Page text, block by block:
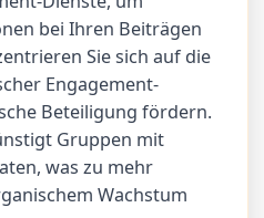
bei Ihren Beiträgen
Sie sich auf die
Engagement-
Beteiligung fördern.
Gruppen mit
was zu mehr
Wachstum